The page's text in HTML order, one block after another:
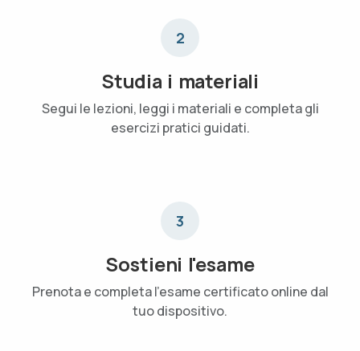
2
Studia i materiali
Segui le lezioni, leggi i materiali e completa gli
esercizi pratici guidati.
3
Sostieni l'esame
Prenota e completa l'esame certificato online dal
tuo dispositivo.